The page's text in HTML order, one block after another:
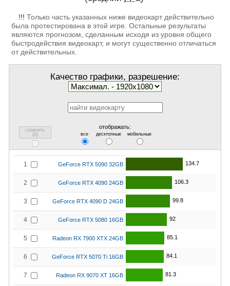
!!! Только часть указанных ниже видеокарт действительно
была протестирована в этой игре. Остальные результаты
являются прогнозом, сделанным исходя из уровня общего
быстродействия видеокарт, и могут существенно отличаться
от действительных.
Качество графики, разрешение:
сравнить
(0)
отображать:
все десктопные мобильные
1 GeForce RTX 5090 32GB 134.7
2 GeForce RTX 4090 24GB 106.3
3 GeForce RTX 4090 D 24GB 99.8
4 GeForce RTX 5080 16GB 92
5 Radeon RX 7900 XTX 24GB 85.1
6 GeForce RTX 5070 Ti 16GB 84.1
7 Radeon RX 9070 XT 16GB 81.3